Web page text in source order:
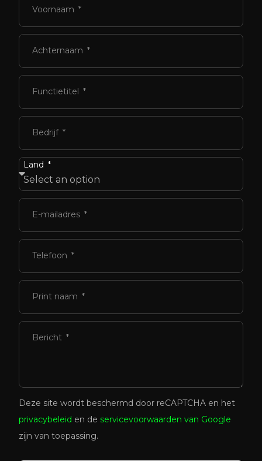
Voornaam
Achternaam
Functietitel
Bedrijf
Land
E-mailadres
Telefoon
Print naam
Bericht
Deze site wordt beschermd door reCAPTCHA en het
privacybeleid en de servicevoorwaarden van Google
zijn van toepassing.